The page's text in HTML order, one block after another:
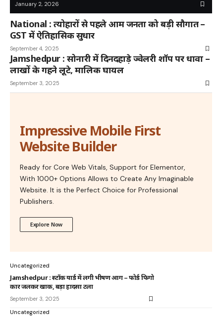
January 2, 2026
National : त्योहारों से पहले आम जनता को बड़ी सौगात –
GST में ऐतिहासिक सुधार
September 4, 2025
Jamshedpur : सोनारी में दिनदहाड़े ज्वेलरी शॉप पर धावा –
लाखों के गहने लूटे, मालिक घायल
September 3, 2025
Impressive Mobile First
Website Builder
Ready for Core Web Vitals, Support for Elementor,
With 1000+ Options Allows to Create Any Imaginable
Website. It is the Perfect Choice for Professional
Publishers.
Explore Now
Uncategorized
Jamshedpur : स्टॉक यार्ड में लगी भीषण आग – फोर्ड फिगो
कार जलकर खाक, बड़ा हादसा टला
September 3, 2025
Uncategorized